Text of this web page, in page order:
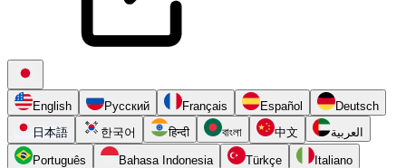
English Русский Français Español
Deutsch
日本語
한국어 हिन्दी বাংলা 中文 العربية
Português Bahasa Indonesia Türkçe
Italiano